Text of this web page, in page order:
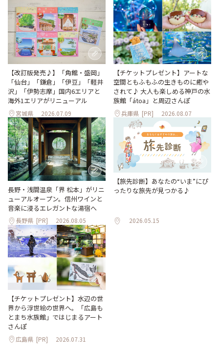
【改訂版発売♪】「角館・盛岡」
「仙台」「鎌倉」「伊豆」「軽井
沢」「伊勢志摩」国内6エリアと
海外1エリアがリニューアル
宮城県 2026.07.09
【チケットプレゼント】アートな
空間ともふもふの生きものに癒や
されて♪ 大人も楽しめる神戸の水
族館「átoa」と周辺さんぽ
兵庫県 [PR] 2026.08.07
長野・浅間温泉「界 松本」がリニ
ューアルオープン。信州ワインと
音楽に浸るエレガントな湯宿へ
長野県 [PR] 2026.08.05
【旅先診断】あなたの“いま”にぴ
ったりな旅先が見つかる♪
2026.05.15
【チケットプレゼント】水辺の世
界から浮世絵の世界へ。「広島も
とまち水族館」ではじまるアート
さんぽ
広島県 [PR] 2026.07.31